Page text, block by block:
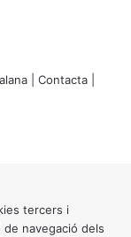
| Contacta
tercers i
navegació dels